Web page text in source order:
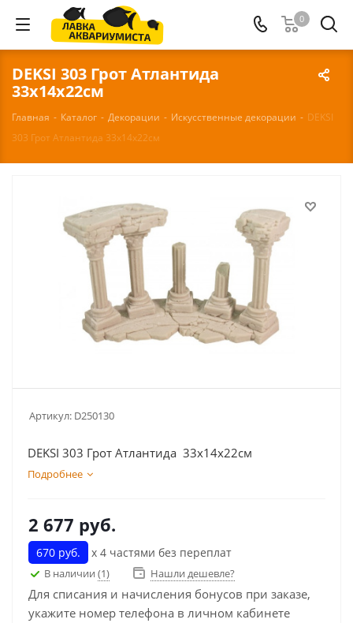
0
DEKSI 303 Грот Атлантида
33х14х22см
Главная - Каталог - Декорации - Искусственные декорации - DEKSI
303 Грот Атлантида 33х14х22см
Артикул: D250130
DEKSI 303 Грот Атлантида 33х14х22см
Подробнее
2 677 руб.
670 руб. х 4 частями без переплат
В наличии (1) Нашли дешевле?
Для списания и начисления бонусов при заказе,
укажите номер телефона в личном кабинете